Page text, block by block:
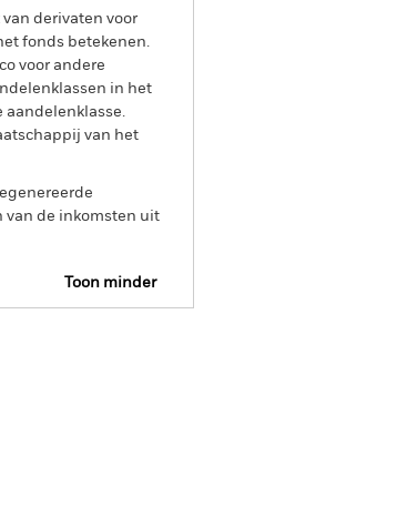
derivaten voor
fonds betekenen.
voor andere
in het
aandelenklasse.
van het
van de inkomsten uit
Toon minder